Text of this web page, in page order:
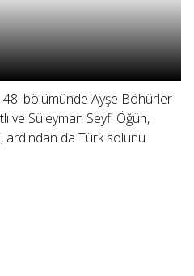
bölümünde Ayşe Böhürler
ve Süleyman Seyfi Öğün,
da Türk solunu